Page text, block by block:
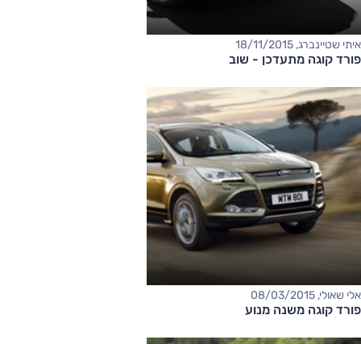
איתי שטיינברג, 18/11/2015
פורד קוגה מתעדכן - שוב
אלי שאולי, 08/03/2015
פורד קוגה משנה מנוע